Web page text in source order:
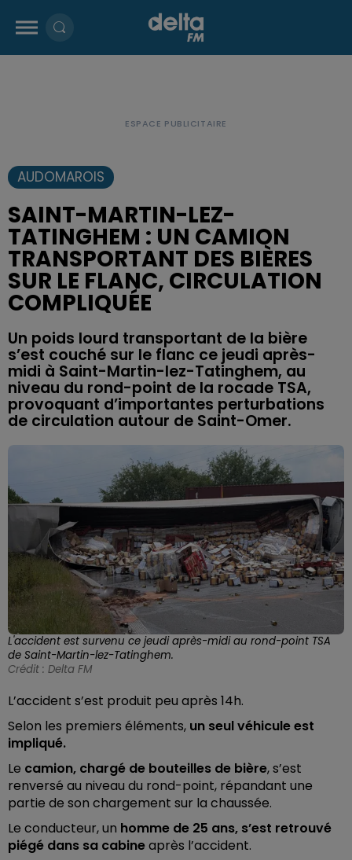
AUDOMAROIS
SAINT-MARTIN-LEZ-
TATINGHEM : UN CAMION
TRANSPORTANT DES BIÈRES
SUR LE FLANC, CIRCULATION
COMPLIQUÉE
Un poids lourd transportant de la bière
s’est couché sur le flanc ce jeudi après-
midi à Saint-Martin-lez-Tatinghem, au
niveau du rond-point de la rocade TSA,
provoquant d’importantes perturbations
de circulation autour de Saint-Omer.
L'accident est survenu ce jeudi après-midi au rond-point TSA
de Saint-Martin-lez-Tatinghem.
Crédit : Delta FM
L’accident s’est produit peu après 14h.
Selon les premiers éléments, un seul véhicule est
impliqué.
Le camion, chargé de bouteilles de bière, s’est
renversé au niveau du rond-point, répandant une
partie de son chargement sur la chaussée.
Le conducteur, un homme de 25 ans, s’est retrouvé
piégé dans sa cabineaprès l’accident.